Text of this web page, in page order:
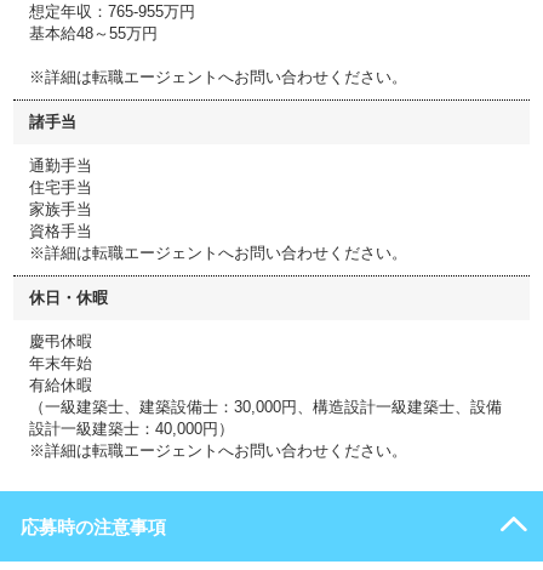
想定年収：765-955万円
基本給48～55万円
※詳細は転職エージェントへお問い合わせください。
諸手当
通勤手当
住宅手当
家族手当
資格手当
※詳細は転職エージェントへお問い合わせください。
休日・休暇
慶弔休暇
年末年始
有給休暇
（一級建築士、建築設備士：30,000円、構造設計一級建築士、設備
設計一級建築士：40,000円）
※詳細は転職エージェントへお問い合わせください。
応募時の注意事項